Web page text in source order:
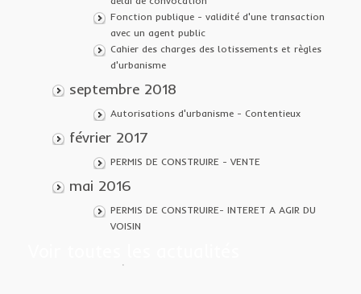
Fonction publique - validité d'une transaction
avec un agent public
Cahier des charges des lotissements et règles
d'urbanisme
septembre 2018
Autorisations d'urbanisme - Contentieux
février 2017
PERMIS DE CONSTRUIRE - VENTE
mai 2016
PERMIS DE CONSTRUIRE- INTERET A AGIR DU
VOISIN